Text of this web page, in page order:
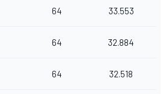
64 33.553
64 32.884
64 32.518